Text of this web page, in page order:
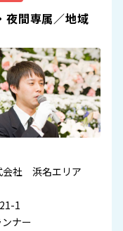
夜間専属／地域
会社 浜名エリア
1
ナー